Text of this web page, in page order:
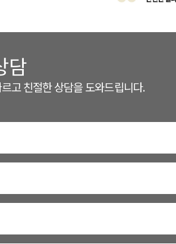
담
고 친절한 상담을 도와드립니다.